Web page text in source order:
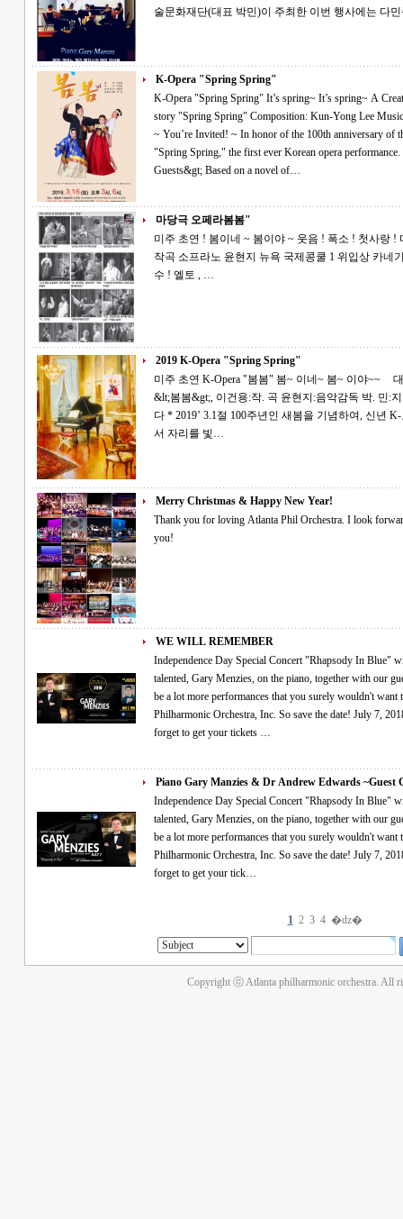
술문화재단(대표 박민)이 주최한 이번 행사에는 다
K-Opera "Spring Spring"
K-Opera "Spring Spring" It’s spring~ It’s spring~ A Creative Korean Opera~! Yu-jung Kim’s short
story "Spring Spring" Composition: Kun-Yong Lee Music Director: Hyun-Ji Yoon Conductor: Min Park
~ You’re Invited! ~ In honor of the 100th anniversary of the March 1st Movement, we invite you to
"Spring Spring," the first ever Korean opera performance. &lt;Performance Details and Special
Guests&gt; Based on a novel of…
마당극 오페라봄봄"
미주 초연 ! 봄이네 ~ 봄이야 ~ 웃음 ! 폭소 ! 첫사랑 ! 마당극 오페라 ! 봄봄 김유정 원작 이건용
작곡 소프라노 윤현지 뉴욕 국제콩쿨 1 위입상 카네기 홀 데뷔 테너허정민 오페라 뮤지컬의 진
수 ! 엘토 , …
2019 K-Opera "Spring Spring"
미주 초연 K-Opera "봄봄" 봄~ 이네~ 봄~ 이야~~ 대한민국 창작 오페라! 김유정의 단편소설
&lt;봄봄&gt;, 이건용:작. 곡 윤현지:음악감독 박. 민:지. 휘 Atlanta Phil’ Opera Orchestra * 초대합니
다 * 2019’ 3.1절 100주년인 새봄을 기념하여, 신년 K-오페라 "봄봄"연주회를 공연합니다. 오셔
서 자리를 빛…
Merry Christmas & Happy New Year!
Thank you for loving Atlanta Phil Orchestra. I look forward to a creative program in the new year. Thank
you!
WE WILL REMEMBER
Independence Day Special Concert "Rhapsody In Blue" will be performed live by special guest, the very
talented, Gary Menzies, on the piano, together with our guest
be a lot more performances that you surely wouldn't
Philharmonic Orchestra, Inc. So save the date! July 7,
forget to get your tickets …
Piano Gary Manzies & Dr Andrew Edwards
Independence Day Special Concert "Rhapsody In Blue" will be performed live by special guest, the very
talented, Gary Menzies, on the piano, together with our guest
be a lot more performances that you surely wouldn't
Philharmonic Orchestra, Inc. So save the date! July 7,
forget to get your tick…
1 2 3 4 �ǳ�
Copyright ⓒ Atlanta philharmonic orchestra. All